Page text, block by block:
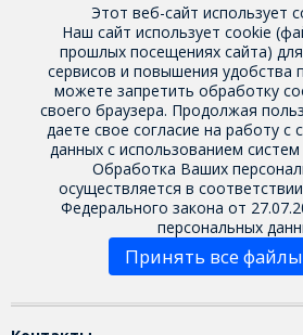
Этот веб-сайт использует
Наш сайт использует cookie
прошлых посещениях сайта)
сервисов и повышения удобства
можете запретить обработку
своего браузера. Продолжая
даете свое согласие на работу с
данных с использованием
Обработка Ваших
осуществляется в
Федерального закона от
персональных
Принять все